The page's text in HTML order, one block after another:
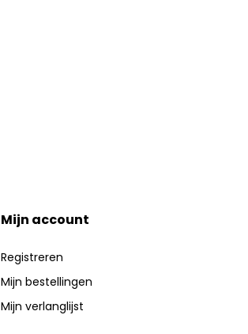
Mijn account
Registreren
Mijn bestellingen
Mijn verlanglijst